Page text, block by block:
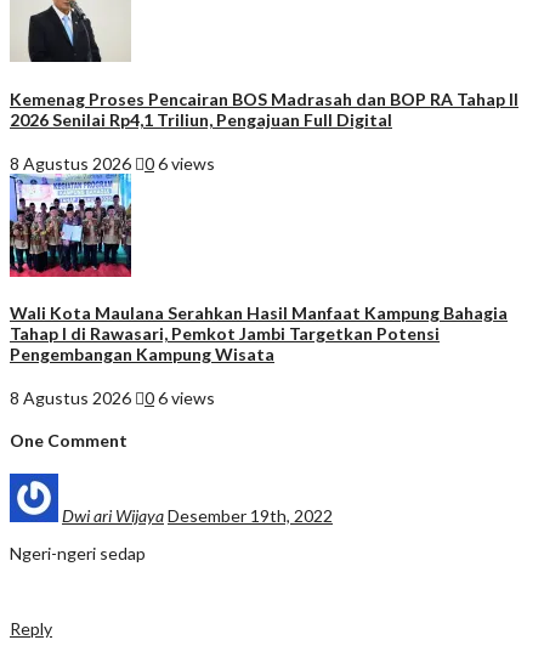
Kemenag Proses Pencairan BOS Madrasah dan BOP RA Tahap II
2026 Senilai Rp4,1 Triliun, Pengajuan Full Digital
8 Agustus 2026 06 views
Wali Kota Maulana Serahkan Hasil Manfaat Kampung Bahagia
Tahap I di Rawasari, Pemkot Jambi Targetkan Potensi
Pengembangan Kampung Wisata
8 Agustus 2026 06 views
One Comment
Dwi ari WijayaDesember 19th, 2022
Ngeri-ngeri sedap
Reply